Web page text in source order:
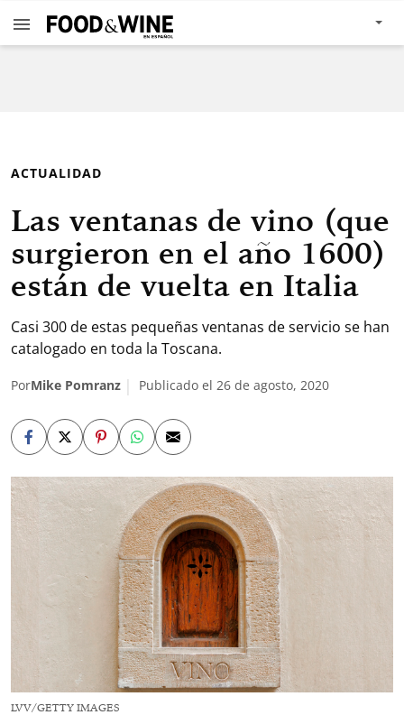
ACTUALIDAD
Las ventanas de vino (que
surgieron en el año 1600)
están de vuelta en Italia
Casi 300 de estas pequeñas ventanas de servicio se han
catalogado en toda la Toscana.
PorMike Pomranz Publicado el 26 de agosto, 2020
LVV/GETTY IMAGES